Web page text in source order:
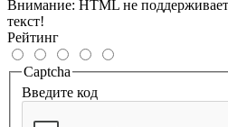
Внимание: HTML не
текст!
Рейтинг
Captcha
Введите код